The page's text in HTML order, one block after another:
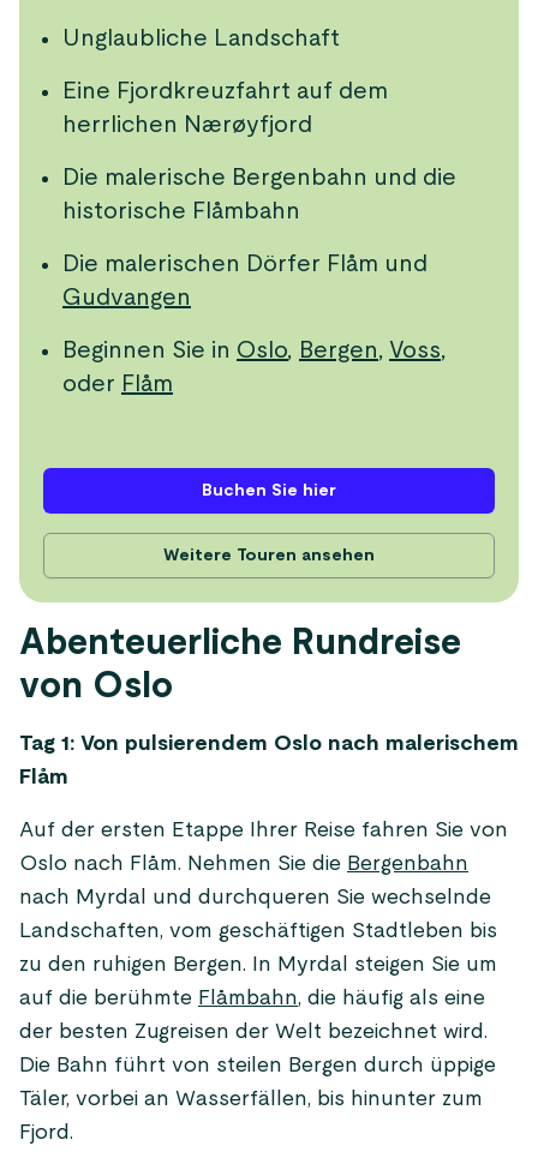
Unglaubliche Landschaft
Eine Fjordkreuzfahrt auf dem
herrlichen Nærøyfjord
Die malerische Bergenbahn und die
historische Flåmbahn
Die malerischen Dörfer Flåm und
Gudvangen
Beginnen Sie in Oslo, Bergen, Voss,
oder Flåm
Buchen Sie hier
Weitere Touren ansehen
Abenteuerliche Rundreise
von Oslo
Tag 1: Von pulsierendem Oslo nach malerischem
Flåm
Auf der ersten Etappe Ihrer Reise fahren Sie von
Oslo nach Flåm. Nehmen Sie die Bergenbahn
nach Myrdal und durchqueren Sie wechselnde
Landschaften, vom geschäftigen Stadtleben bis
zu den ruhigen Bergen. In Myrdal steigen Sie um
auf die berühmte Flåmbahn, die häufig als eine
der besten Zugreisen der Welt bezeichnet wird.
Die Bahn führt von steilen Bergen durch üppige
Täler, vorbei an Wasserfällen, bis hinunter zum
Fjord.